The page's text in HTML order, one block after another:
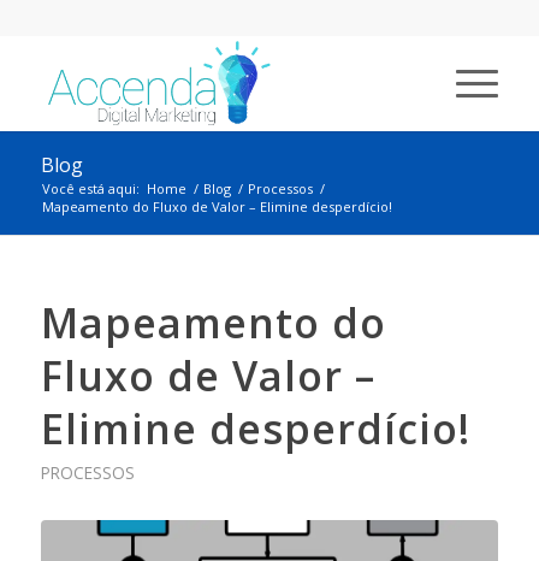
Blog
Você está aqui: Home / Blog / Processos /
Mapeamento do Fluxo de Valor – Elimine desperdício!
Mapeamento do
Fluxo de Valor –
Elimine desperdício!
PROCESSOS